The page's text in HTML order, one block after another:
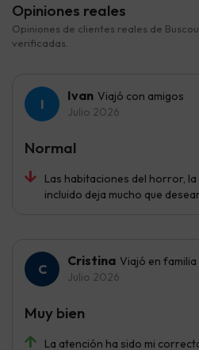
Opiniones reales
Opiniones de clientes reales de
verificadas.
Ivan Viajó con amigos
Julio 2026
Las habitaciones del horror,
incluido deja mucho que desear
Normal
Cristina Viajó en familia
Julio 2026
La atención ha sido mi
Muy bien